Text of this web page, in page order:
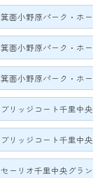
箕面小野原パーク・ホ
箕面小野原パーク・ホ
箕面小野原パーク・ホ
ブリッジコート千里中央
ブリッジコート千里中
セーリオ千里中央グラ